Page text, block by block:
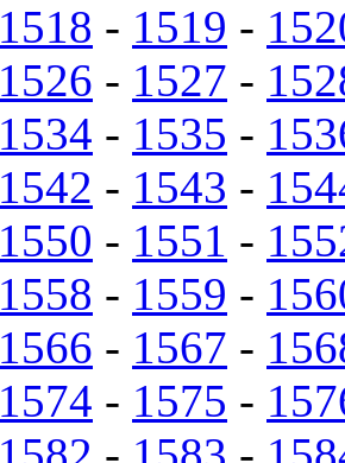
1518 - 1519 -
1526 - 1527 -
1534 - 1535 -
1542 - 1543 -
1550 - 1551 -
1558 - 1559 -
1566 - 1567 -
1574 - 1575 -